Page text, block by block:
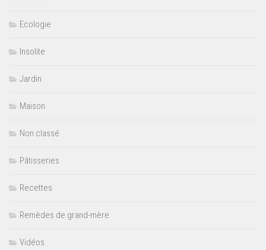
Ecologie
Insolite
Jardin
Maison
Non classé
Pâtisseries
Recettes
Remèdes de grand-mère
Vidéos